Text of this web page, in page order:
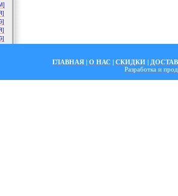
ГЛАВНАЯ | О НАС | СКИДКИ |
Разработка и